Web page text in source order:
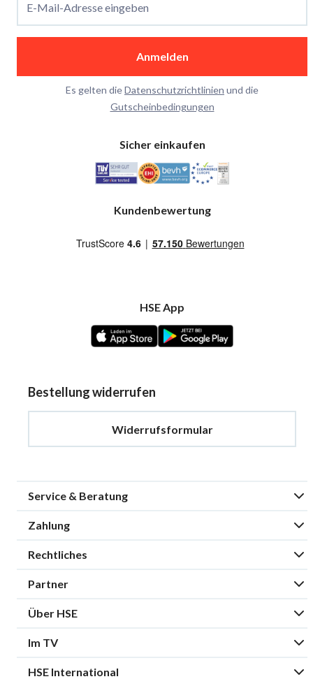
E-Mail-Adresse eingeben
Anmelden
Es gelten dieDatenschutzrichtlinien und die
Gutscheinbedingungen
Sicher einkaufen
Kundenbewertung
HSE App
Bestellung widerrufen
Widerrufsformular
Service & Beratung
Zahlung
Rechtliches
Partner
Über HSE
Im TV
HSE International